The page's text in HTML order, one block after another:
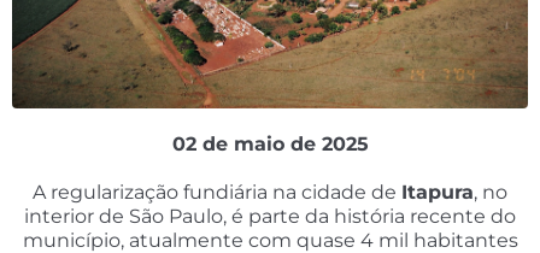
02 de maio de 2025
A regularização fundiária na cidade de Itapura, no
interior de São Paulo, é parte da história recente do
município, atualmente com quase 4 mil habitantes